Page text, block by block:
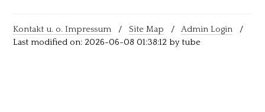
Kontakt u. o. Impressum /Site Map /Admin Login /
Last modified on: 2026-06-08 01:38:12 by tube